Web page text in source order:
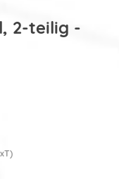
2-teilig -